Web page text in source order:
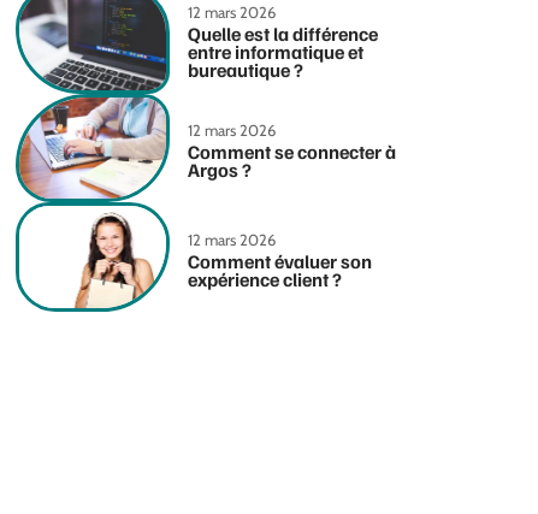
12 mars 2026
Quelle est la différence
entre informatique et
bureautique ?
12 mars 2026
Comment se connecter à
Argos ?
12 mars 2026
Comment évaluer son
expérience client ?